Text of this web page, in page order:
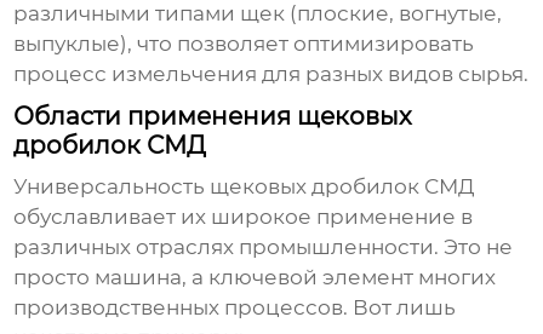
различными типами щек (плоские, вогнутые,
выпуклые), что позволяет оптимизировать
процесс измельчения для разных видов сырья.
Области применения щековых
дробилок СМД
Универсальность щековых дробилок СМД
обуславливает их широкое применение в
различных отраслях промышленности. Это не
просто машина, а ключевой элемент многих
производственных процессов. Вот лишь